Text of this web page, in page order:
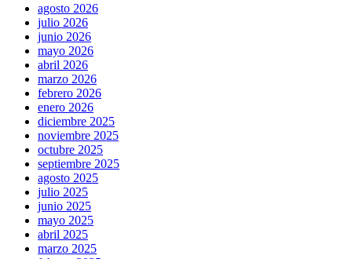
agosto 2026
julio 2026
junio 2026
mayo 2026
abril 2026
marzo 2026
febrero 2026
enero 2026
diciembre 2025
noviembre 2025
octubre 2025
septiembre 2025
agosto 2025
julio 2025
junio 2025
mayo 2025
abril 2025
marzo 2025